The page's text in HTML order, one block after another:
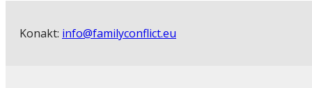
Konakt: info@familyconflict.eu